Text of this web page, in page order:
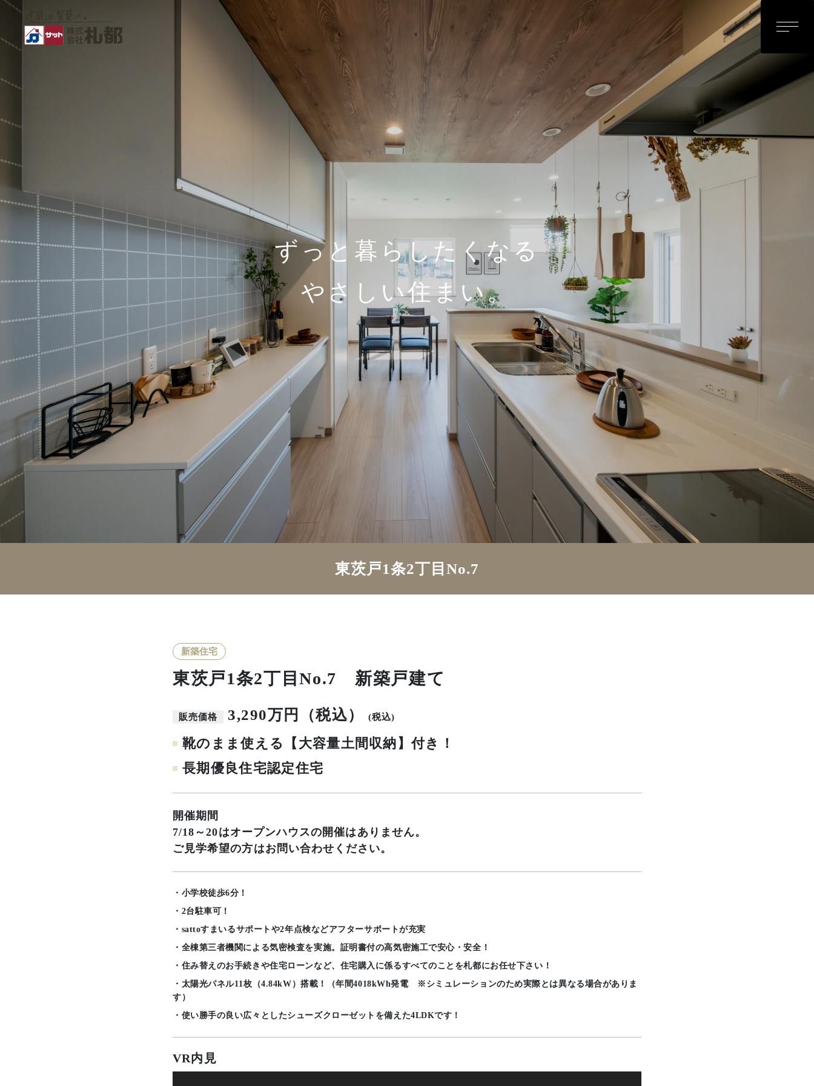
ずっと暮らしたくなる
やさしい住まい。
東茨戸1条2丁目No.7
新築住宅
東茨戸1条2丁目No.7 新築戸建て
販売価格 3,290万円（税込）(税込)
靴のまま使える【大容量土間収納】付き！
長期優良住宅認定住宅
開催期間
7/18～20はオープンハウスの開催はありません。
ご見学希望の方はお問い合わせください。
・小学校徒歩6分！
・2台駐車可！
・sattoすまいるサポートや2年点検などアフターサポートが充実
・全棟第三者機関による気密検査を実施。証明書付の高気密施工で安心・安全！
・住み替えのお手続きや住宅ローンなど、住宅購入に係るすべてのことを札都にお任せ下さい！
・太陽光パネル11枚（4.84kW）搭載！（年間4018kWh発電 ※シミュレーションのため実際とは異なる場合がありま
す）
・使い勝手の良い広々としたシューズクローゼットを備えた4LDKです！
VR内見